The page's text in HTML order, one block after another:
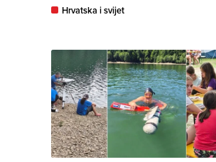
Hrvatska i svijet